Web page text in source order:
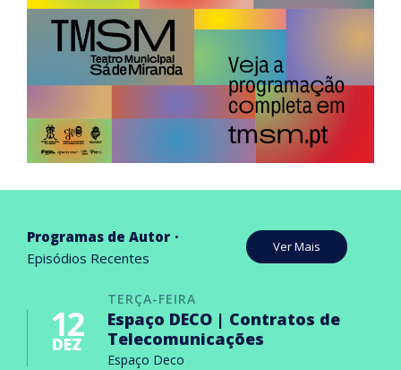
Programas de Autor
Episódios Recentes
Ver Mais
TERÇA-FEIRA
12
DEZ
Espaço DECO | Contratos de
Telecomunicações
Espaço Deco